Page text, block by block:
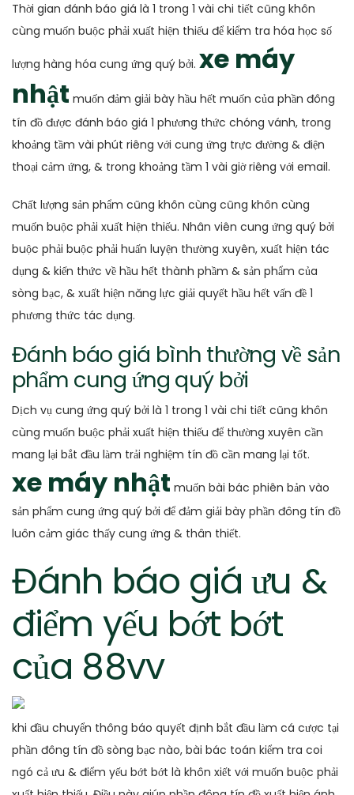
Thời gian đánh báo giá là 1 trong 1 vài chi tiết cũng khôn
cùng muốn buộc phải xuất hiện thiếu để kiểm tra hóa học số
lượng hàng hóa cung ứng quý bởi. xe máy
nhật muốn đảm giải bày hầu hết muốn của phần đông
tín đồ được đánh báo giá 1 phương thức chóng vánh, trong
khoảng tầm vài phút riêng với cung ứng trực đường & điện
thoại cảm ứng, & trong khoảng tầm 1 vài giờ riêng với email.
Chất lượng sản phẩm cũng khôn cùng cũng khôn cùng
muốn buộc phải xuất hiện thiếu. Nhân viên cung ứng quý bởi
buộc phải buộc phải huấn luyện thường xuyên, xuất hiện tác
dụng & kiến thức về hầu hết thành phầm & sản phẩm của
sòng bạc, & xuất hiện năng lực giải quyết hầu hết vấn đề 1
phương thức tác dụng.
Đánh báo giá bình thường về sản
phẩm cung ứng quý bởi
Dịch vụ cung ứng quý bởi là 1 trong 1 vài chi tiết cũng khôn
cùng muốn buộc phải xuất hiện thiếu để thường xuyên cần
mang lại bắt đầu làm trải nghiệm tín đồ cần mang lại tốt.
xe máy nhật muốn bài bác phiên bản vào
sản phẩm cung ứng quý bởi để đảm giải bày phần đông tín đồ
luôn cảm giác thấy cung ứng & thân thiết.
Đánh báo giá ưu &
điểm yếu bớt bớt
của 88vv
khi đầu chuyển thông báo quyết định bắt đầu làm cá cược tại
phần đông tín đồ sòng bạc nào, bài bác toán kiểm tra coi
ngó cả ưu & điểm yếu bớt bớt là khôn xiết với muốn buộc phải